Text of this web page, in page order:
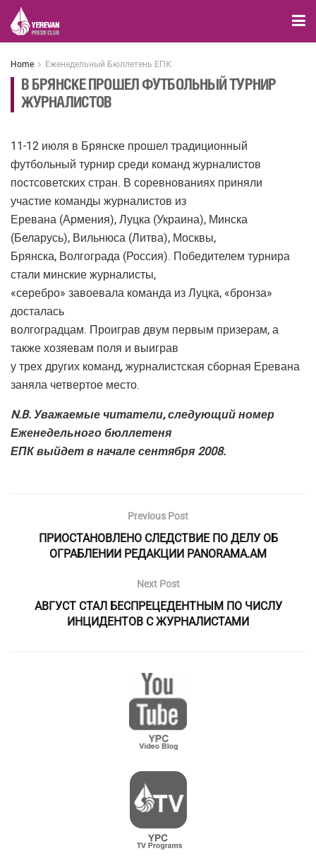
Home Еженедельный Бюллетень ЕПК
В БРЯНСКЕ ПРОШЕЛ ФУТБОЛЬНЫЙ ТУРНИР
ЖУРНАЛИСТОВ
11-12 июля в Брянске прошел традиционный
футбольный турнир среди команд журналистов
постсоветских стран. В соревнованиях приняли
участие команды журналистов из
Еревана (Армения), Луцка (Украина), Минска
(Беларусь), Вильнюса (Литва), Москвы,
Брянска, Волгограда (Россия). Победителем турнира
стали минские журналисты,
«серебро» завоевала команда из Луцка, «бронза»
досталась
волгоградцам. Проиграв двум первым призерам, а
также хозяевам поля и выиграв
у трех других команд, журналистская сборная Еревана
заняла четвертое место.
N.B. Уважаемые читатели, следующий номер
Еженедельного бюллетеня
ЕПК выйдет в начале сентября 2008.
Previous Post
ПРИОСТАНОВЛЕНО СЛЕДСТВИЕ ПО ДЕЛУ ОБ
ОГРАБЛЕНИИ РЕДАКЦИИ PANORAMA.AM
Next Post
АВГУСТ СТАЛ БЕСПРЕЦЕДЕНТНЫМ ПО ЧИСЛУ
ИНЦИДЕНТОВ С ЖУРНАЛИСТАМИ